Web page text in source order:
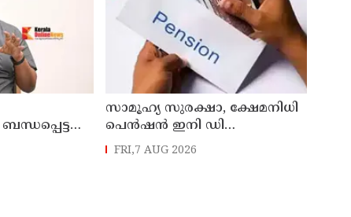
സാമൂഹ്യ സുരക്ഷാ, ക്ഷേമനിധി
പെൻഷൻ ഇനി ഡി
ബിടിയിലൂടെ നൽകും
FRI,7 AUG 2026